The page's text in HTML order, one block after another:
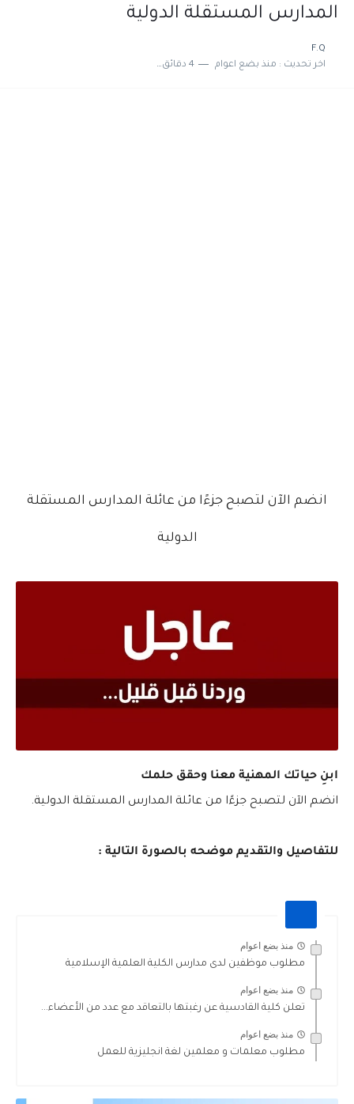
المدارس المستقلة الدولية
F.Q
اخر تحديث : منذ بضع اعوام 4 دقائق للقراءة
انضم الآن لتصبح جزءًا من عائلة المدارس المستقلة
الدولية
ابنِ حياتك المهنية معنا وحقق حلمك
انضم الآن لتصبح جزءًا من عائلة المدارس المستقلة الدولية.
للتفاصيل والتقديم موضحه بالصورة التالية :
منذ بضع اعوام
مطلوب موظفين لدى مدارس الكلية العلمية الإسلامية
منذ بضع اعوام
تعلن كلية القادسية عن رغبتها بالتعاقد مع عدد من الأعضاء...
منذ بضع اعوام
مطلوب معلمات و معلمين لغة انجليزية للعمل